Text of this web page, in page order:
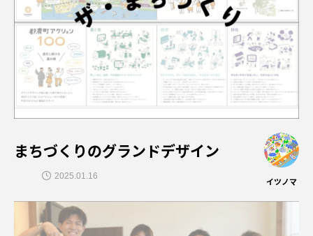
まちづくりのグランドデザイン
イツノマ
2025.01.16